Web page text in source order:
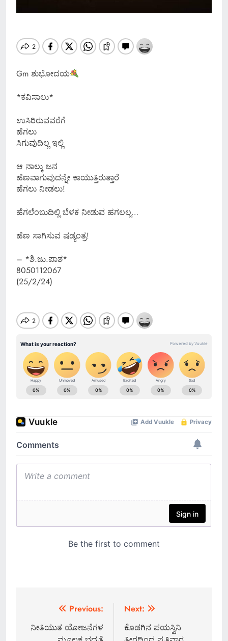
Gm ಶುಭೋದಯ
*ಕವಿಸಾಲು*
ಉಸಿರಿರುವವರೆಗೆ
ಹೆಗಲು
ಸಿಗುವುದಿಲ್ಲ ಇಲ್ಲಿ
ಆ ನಾಲ್ಕು ಜನ
ಹೆಣವಾಗುವುದನ್ನೇ ಕಾಯುತ್ತಿರುತ್ತಾರೆ
ಹೆಗಲು ನೀಡಲು!
ಹೆಗಲೆಂಬುದಿಲ್ಲಿ ಬೆಳಕ ನೀಡುವ ಹಗಲಲ್ಲ…
ಹೆಣ ಸಾಗಿಸುವ ಷಡ್ಯಂತ್ರ!
– *ಶಿ.ಜು.ಪಾಶ*
8050112067
(25/2/24)
navigation
Previous:
ನೀತಿಯುತ ಯೋಜನೆಗಳ
Next:
ಕೊಡಗಿನ ಪಯಸ್ವಿನಿ